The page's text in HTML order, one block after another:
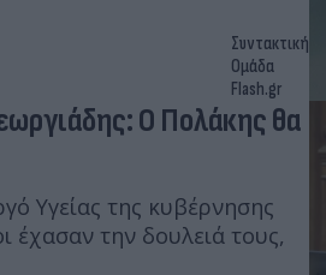
Συντακτική
Ομάδα
Flash.gr
Ο Πολάκης θα
Υγείας της κυβέρνησης
την δουλειά τους,